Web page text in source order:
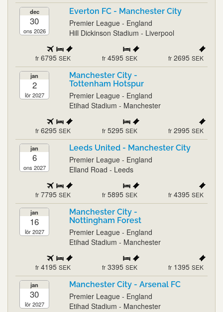
dec
30
ons 2026
Everton FC - Manchester City
Premier League - England
Hill Dickinson Stadium - Liverpool
fr 6795 SEK fr 4595 SEK fr 2695 SEK
jan
2
lör 2027
Manchester City -
Tottenham Hotspur
Premier League - England
Etihad Stadium - Manchester
fr 6295 SEK fr 5295 SEK fr 2995 SEK
jan
6
ons 2027
Leeds United - Manchester City
Premier League - England
Elland Road - Leeds
fr 7795 SEK fr 5895 SEK fr 4395 SEK
jan
16
lör 2027
Manchester City -
Nottingham Forest
Premier League - England
Etihad Stadium - Manchester
fr 4195 SEK fr 3395 SEK fr 1395 SEK
jan
30
lör 2027
Manchester City - Arsenal FC
Premier League - England
Etihad Stadium - Manchester